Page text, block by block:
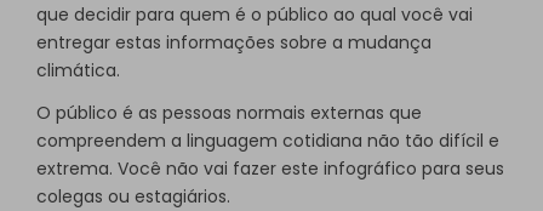
que decidir para quem é o público ao qual você vai
entregar estas informações sobre a mudança
climática.
O público é as pessoas normais externas que
compreendem a linguagem cotidiana não tão difícil e
extrema. Você não vai fazer este infográfico para seus
colegas ou estagiários.